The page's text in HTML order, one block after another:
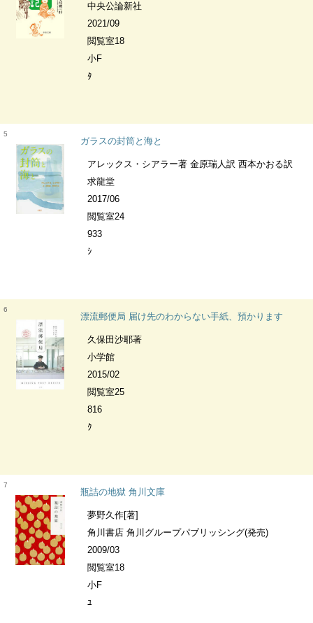
中央公論新社
2021/09
閲覧室18
小F
ﾀ
5
ガラスの封筒と海と
アレックス・シアラー著 金原瑞人訳 西本かおる訳
求龍堂
2017/06
閲覧室24
933
ｼ
6
漂流郵便局 届け先のわからない手紙、預かります
久保田沙耶著
小学館
2015/02
閲覧室25
816
ｸ
7
瓶詰の地獄 角川文庫
夢野久作[著]
角川書店 角川グループパブリッシング(発売)
2009/03
閲覧室18
小F
ﾕ